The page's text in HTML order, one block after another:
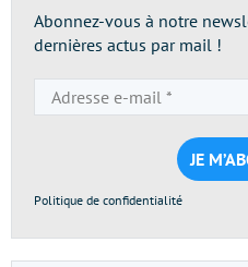
Abonnez-vous à notre
dernières actus par mail !
Politique de confidentialité